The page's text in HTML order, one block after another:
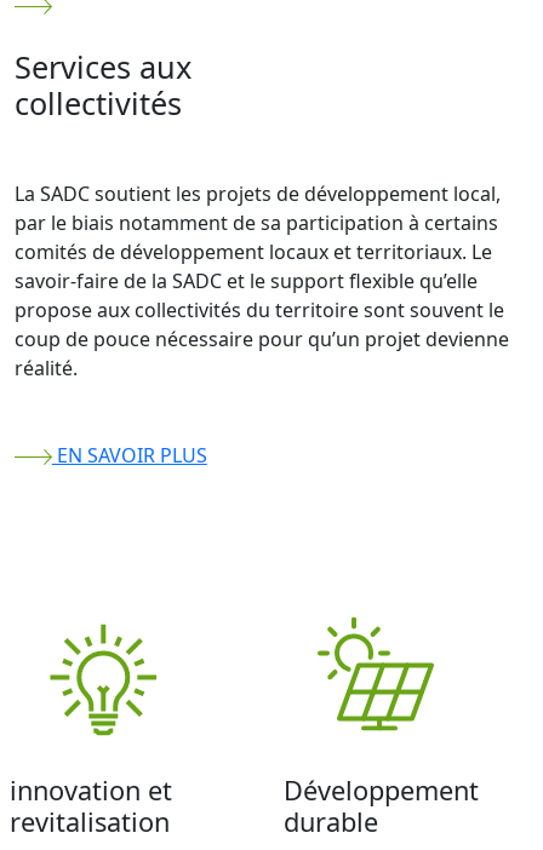
Services aux
collectivités
La SADC soutient les projets de développement local,
par le biais notamment de sa participation à certains
comités de développement locaux et territoriaux. Le
savoir-faire de la SADC et le support flexible qu’elle
propose aux collectivités du territoire sont souvent le
coup de pouce nécessaire pour qu’un projet devienne
réalité.
EN SAVOIR PLUS
innovation et
revitalisation
Développement
durable